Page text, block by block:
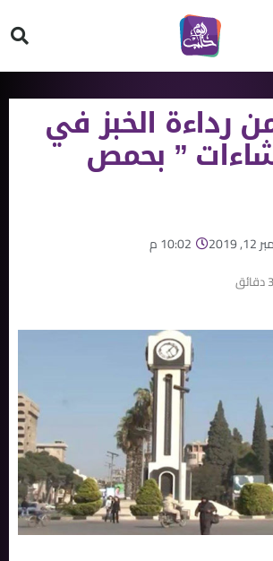
رداءة الخبز في
” بحمص
10:02 م
3دقائق